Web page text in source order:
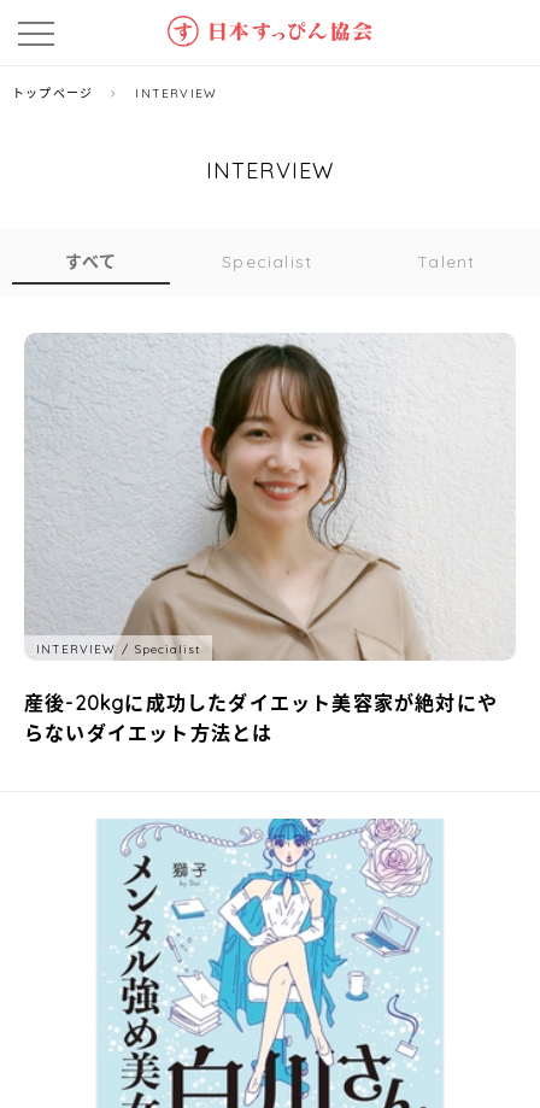
トップページ INTERVIEW
INTERVIEW
すべて Specialist Talent
INTERVIEW Specialist
産後-20kgに成功したダイエット美容家が絶対にや
らないダイエット方法とは